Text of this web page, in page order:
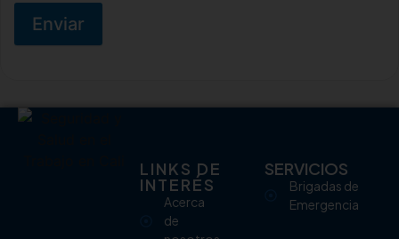
Enviar
LINKS DE
INTERÉS
Acerca
de
SERVICIOS
Brigadas de
Emergencia